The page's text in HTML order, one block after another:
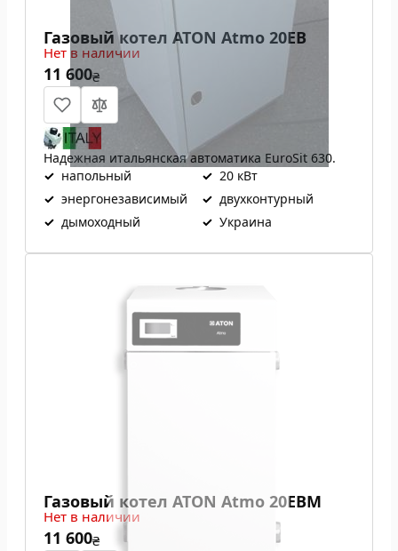
Газовый котел ATON Atmo 20ЕВ
Нет в наличии
11 600₴
Надежная итальянская автоматика EuroSit 630.
✓ напольный ✓ 20 кВт
✓ энергонезависимый ✓ двухконтурный
✓ дымоходный ✓ Украина
Газовый котел ATON Atmo 20ЕВМ
Нет в наличии
11 600₴